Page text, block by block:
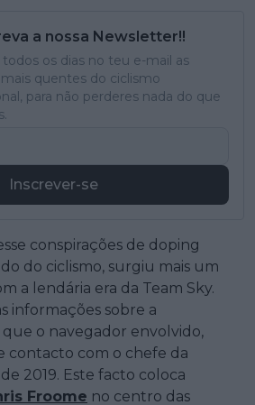
a nossa Newsletter!!
os dias no teu e-mail as
quentes do ciclismo
para não perderes nada do que
Inscrever-se
conspirações de doping
do ciclismo, surgiu mais um
a lendária era da Team Sky.
informações sobre a
que o navegador envolvido,
contacto com o chefe da
2019. Este facto coloca
Froome no centro das